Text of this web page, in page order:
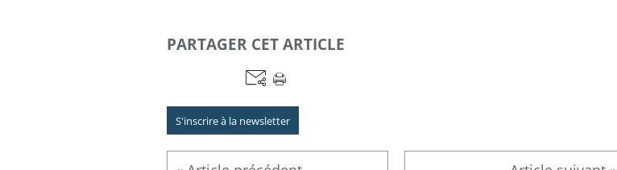
PARTAGER CET ARTICLE
S'inscrire à la newsletter